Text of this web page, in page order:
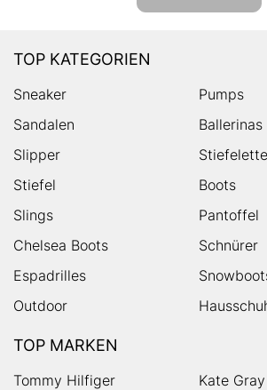
TOP KATEGORIEN
Sneaker
Pumps
Sandalen
Ballerinas
Slipper
Stiefel
Boots
Slings
Pantoffel
Chelsea Boots
Schnürer
Espadrilles
Outdoor
TOP MARKEN
Tommy Hilfiger
Kate Gray